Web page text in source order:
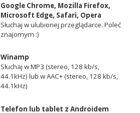
Google Chrome, Mozilla Firefox,
Microsoft Edge, Safari, Opera
Słuchaj w ulubionej przeglądarce. Poleć
znajomym :)
Winamp
Słuchaj w MP3 (stereo, 128 kb/s,
44.1kHz) lub w AAC+ (stereo, 128 kb/s,
44.1kHz)
Telefon lub tablet z Androidem